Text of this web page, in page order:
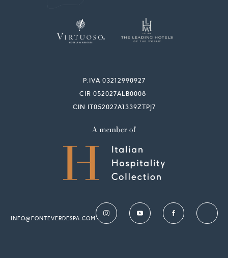
P.IVA 03212990927
CIR 052027ALB0008
CIN IT052027A1339ZTPJ7
INFO@FONTEVERDESPA.COM